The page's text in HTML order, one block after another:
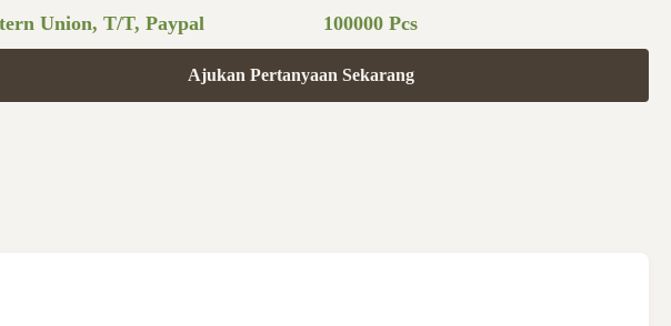
Union, T/T, Paypal 100000 Pcs
Ajukan Pertanyaan Sekarang